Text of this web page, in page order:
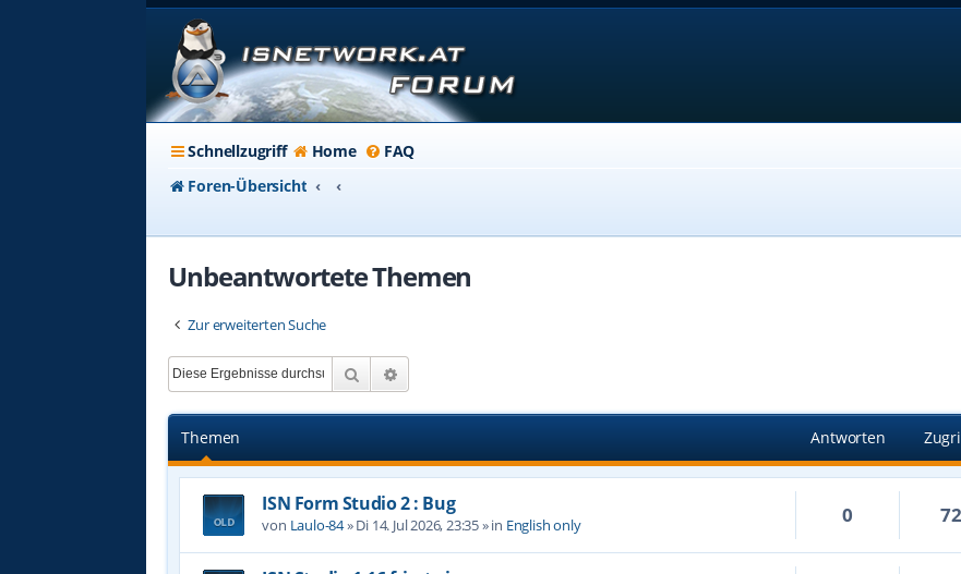
Schnellzugriff Home FAQ
Foren-Übersicht
Unbeantwortete Themen
Zur erweiterten Suche
Suche
Themen Antworten
ISN Form Studio 2 : Bug
von Laulo-84»Di 14. Jul 2026, 23:35» in English only 0 72